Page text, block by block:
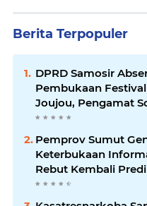
Berita Terpopuler
DPRD Samosir
Pembukaan Festival
Joujou, Pengamat
Birokrasi Pemkab
Pemprov Sumut
Keterbukaan
Rebut Kembali
Informatif